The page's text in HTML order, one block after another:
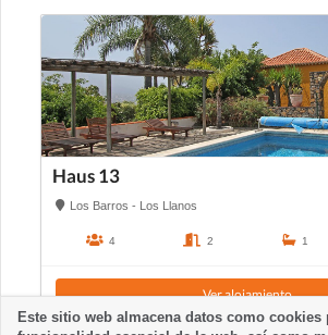
Haus 13
Los Barros - Los Llanos
4 2 1
Ver alojamiento
Este sitio web almacena datos como